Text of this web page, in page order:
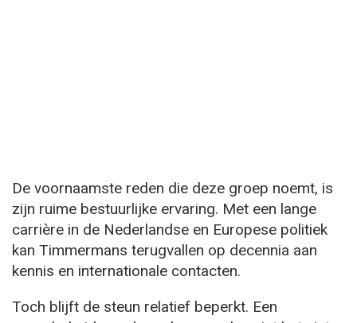
De voornaamste reden die deze groep noemt, is
zijn ruime bestuurlijke ervaring. Met een lange
carrière in de Nederlandse en Europese politiek
kan Timmermans terugvallen op decennia aan
kennis en internationale contacten.
Toch blijft de steun relatief beperkt. Een